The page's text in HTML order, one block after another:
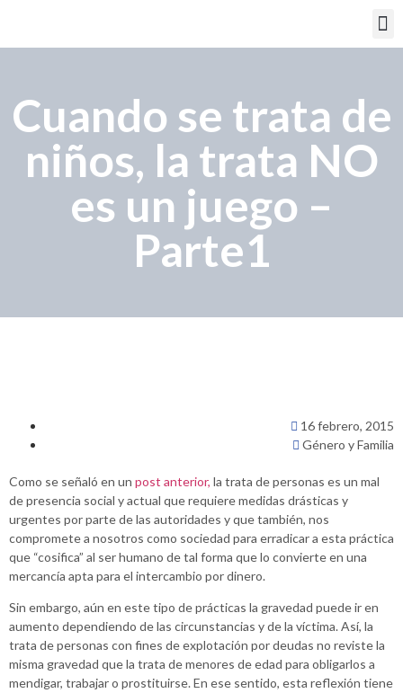
Cuando se trata de
niños, la trata NO
es un juego –
Parte1
16 febrero, 2015
Género y Familia
Como se señaló en un post anterior, la trata de personas es un mal
de presencia social y actual que requiere medidas drásticas y
urgentes por parte de las autoridades y que también, nos
compromete a nosotros como sociedad para erradicar a esta práctica
que “cosifica” al ser humano de tal forma que lo convierte en una
mercancía apta para el intercambio por dinero.
Sin embargo, aún en este tipo de prácticas la gravedad puede ir en
aumento dependiendo de las circunstancias y de la víctima. Así, la
trata de personas con fines de explotación por deudas no reviste la
misma gravedad que la trata de menores de edad para obligarlos a
mendigar, trabajar o prostituirse. En ese sentido, esta reflexión tiene